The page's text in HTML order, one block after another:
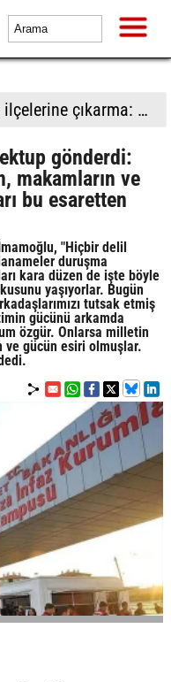
BTP’den Samsun ilçelerine çıkarma: Havza’da sel mağduru esnafa destek, Vezirköprü ve Bafra’da saha hamlesi
gönderdi:
makamların ve
bu esaretten
"Hiçbir delil
duruşma
kara düzen de işte böyle
yaşıyorlar. Bugün
tutsak etmiş
gücünü arkamda
özgür. Onlarsa milletin
ve gücün esiri olmuşlar.